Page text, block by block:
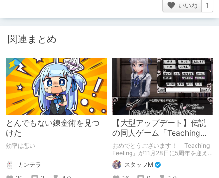
いいね 1
関連まとめ
とんでもない錬金術を見つ
けた
効率は悪い
カンテラ
【大型アップデート】伝説
の同人ゲーム「Teaching
Feeling」が5周年！
おめでとうございます！ 「Teaching
Feeling」が11月28日に5周年を迎え
ました！ 記念すべき5周年記念、既存
ユーザーも新規ユーザーも、この機会
にシルヴィちゃんに会いにいきません
スタッフM